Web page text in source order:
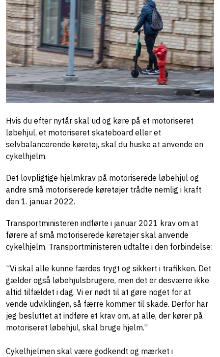
Hvis du efter nytår skal ud og køre på et motoriseret
løbehjul, et motoriseret skateboard eller et
selvbalancerende køretøj, skal du huske at anvende en
cykelhjelm.
Det lovpligtige hjelmkrav på motoriserede løbehjul og
andre små motoriserede køretøjer trådte nemlig i kraft
den 1. januar 2022.
Transportministeren indførte i januar 2021 krav om at
førere af små motoriserede køretøjer skal anvende
cykelhjelm. Transportministeren udtalte i den forbindelse:
”Vi skal alle kunne færdes trygt og sikkert i trafikken. Det
gælder også løbehjulsbrugere, men det er desværre ikke
altid tilfældet i dag. Vi er nødt til at gøre noget for at
vende udviklingen, så færre kommer til skade. Derfor har
jeg besluttet at indføre et krav om, at alle, der kører på
motoriseret løbehjul, skal bruge hjelm.”
Cykelhjelmen skal være godkendt og mærket i